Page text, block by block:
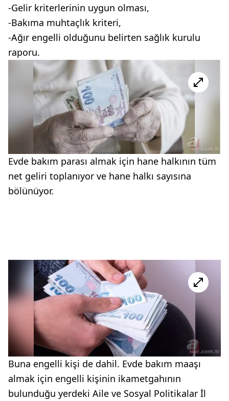
-Gelir kriterlerinin uygun olması,
-Bakıma muhtaçlık kriteri,
-Ağır engelli olduğunu belirten sağlık kurulu
raporu.
Evde bakım parası almak için hane halkının tüm
net geliri toplanıyor ve hane halkı sayısına
bölünüyor.
Buna engelli kişi de dahil. Evde bakım maaşı
almak için engelli kişinin ikametgahının
bulunduğu yerdeki Aile ve Sosyal Politikalar İl